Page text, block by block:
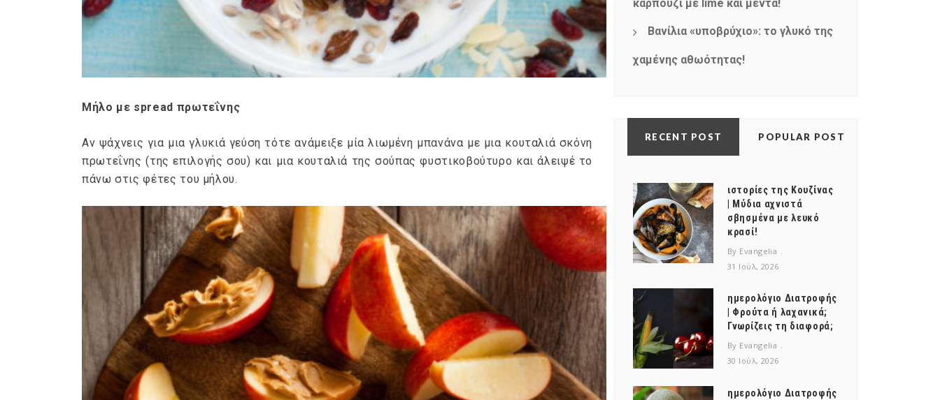
Μήλο με spread πρωτεΐνης
Αν ψάχνεις για μια γλυκιά γεύση τότε ανάμειξε μία λιωμένη μπανάνα με μια κουταλιά σκόνη
πρωτεΐνης (της επιλογής σου) και μια κουταλιά της σούπας φυστικοβούτυρο και άλειψέ το
πάνω στις φέτες του μήλου.
καρπούζι με lime και μέντα!
Βανίλια «υποβρύχιο»: το γλυκό της
χαμένης αθωότητας!
RECENT POST POPULAR POST
ιστορίες της Κουζίνας
| Μύδια αχνιστά
σβησμένα με λευκό
κρασί!
By Evangelia
31 Ιούλ, 2026
ημερολόγιο Διατροφής
| Φρούτα ή λαχανικά;
Γνωρίζεις τη διαφορά;
By Evangelia
30 Ιούλ, 2026
ημερολόγιο Διατροφής